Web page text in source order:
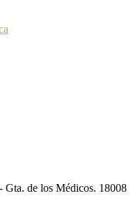
Gta. de los Médicos. 18008